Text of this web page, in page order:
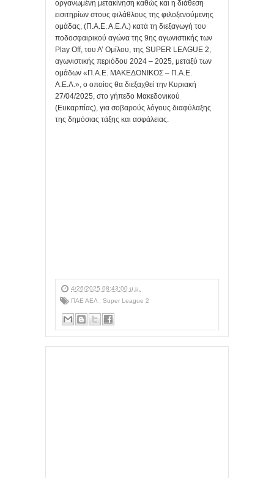
οργανωμένη μετακίνηση καθώς και η διάθεση
εισιτηρίων στους φιλάθλους της φιλοξενούμενης
ομάδας, (Π.Α.Ε. Α.Ε.Λ.) κατά τη διεξαγωγή του
ποδοσφαιρικού αγώνα της 9ης αγωνιστικής των
Play Off, του Α’ Ομίλου, της SUPER LEAGUE 2,
αγωνιστικής περιόδου 2024 – 2025, μεταξύ των
ομάδων «Π.Α.Ε. ΜΑΚΕΔΟΝΙΚΟΣ – Π.Α.Ε.
Α.Ε.Λ.», ο οποίος θα διεξαχθεί την Κυριακή
27/04/2025, στο γήπεδο Μακεδονικού
(Ευκαρπίας), για σοβαρούς λόγους διαφύλαξης
της δημόσιας τάξης και ασφάλειας.
4/26/2025 08:43:00 μ.μ.
ΠΑΕ ΑΕΛ
Super League 2